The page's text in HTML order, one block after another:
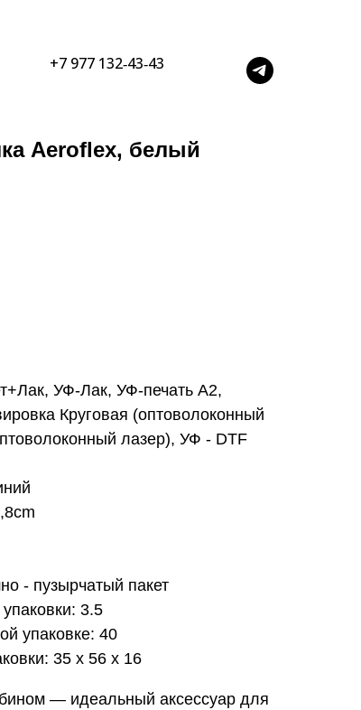
+7 977 132‑43‑43
Aeroflex, белый
УФ-Лак, УФ-печать А2,
Круговая (оптоволоконный
лазер), УФ - DTF
- пузырчатый пакет
3.5
упаковке: 40
35 x 56 x 16
— идеальный аксессуар для